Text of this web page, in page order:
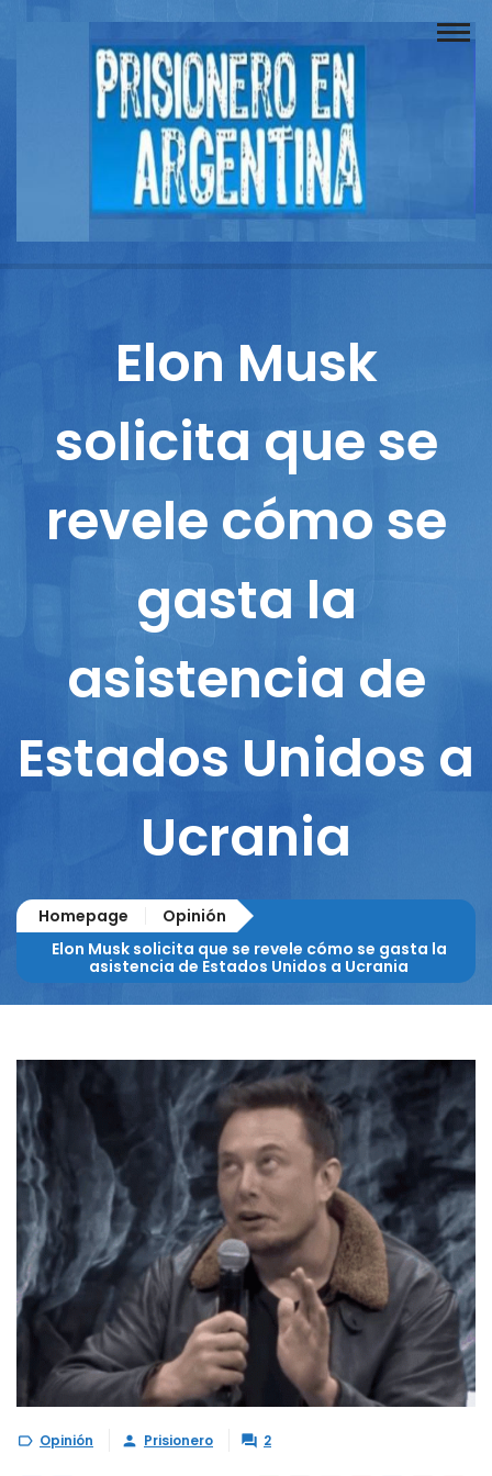
Documentos
Columnistas
Elon Musk
solicita que se
revele cómo se
gasta la
asistencia de
Estados Unidos a
Ucrania
Homepage
Opinión
Elon Musk solicita que se revele cómo se gasta la
asistencia de Estados Unidos a Ucrania
 Opinión  Prisionero  2